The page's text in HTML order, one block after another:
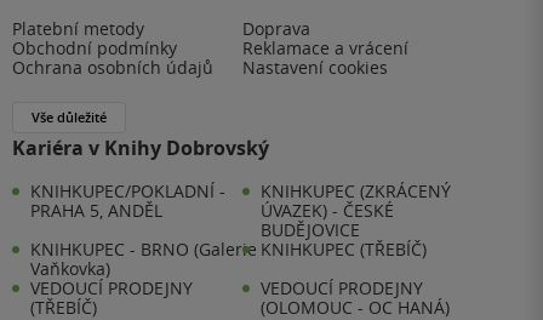
Platební metody
Doprava
Obchodní podmínky
Reklamace a vrácení
Ochrana osobních údajů
Nastavení cookies
Vše důležité
Kariéra v Knihy Dobrovský
KNIHKUPEC/POKLADNÍ -
PRAHA 5, ANDĚL
KNIHKUPEC (ZKRÁCENÝ
ÚVAZEK) - ČESKÉ
BUDĚJOVICE
KNIHKUPEC - BRNO (Galerie
Vaňkovka)
KNIHKUPEC (TŘEBÍČ)
VEDOUCÍ PRODEJNY
(TŘEBÍČ)
VEDOUCÍ PRODEJNY
(OLOMOUC - OC HANÁ)